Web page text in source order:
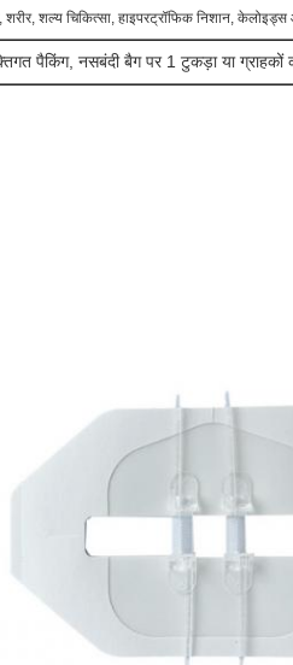
शरीर, शल्य चिकित्सा, हाइपरट्रॉफिक निशान, केलोइड्स
पैकिंग, नसबंदी बैग पर 1 टुकड़ा या